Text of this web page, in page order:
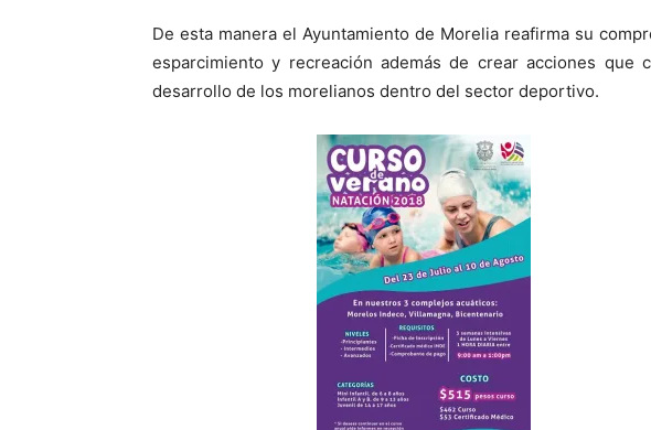
De esta manera el Ayuntamiento de Morelia reafirma su
esparcimiento y recreación además de crear acciones que
desarrollo de los morelianos dentro del sector deportivo.